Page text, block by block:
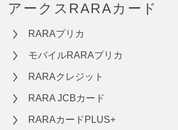
アークスRARAカード
RARAプリカ
モバイルRARAプリカ
RARAクレジット
RARA JCBカード
RARAカードPLUS+